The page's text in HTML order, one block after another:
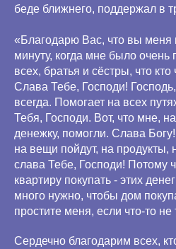
беде ближнего, поддержал в
«Благодарю Вас, что вы меня
минуту, когда мне было
всех, братья и сёстры, что
Слава Тебе, Господи!
всегда. Помогает на всех
Тебя, Господи. Вот, что мне,
денежку, помогли. Слава
на вещи пойдут, на продукты,
слава Тебе, Господи! Потому
квартиру покупать - этих
много нужно, чтобы дом
простите меня, если что-то не
Сердечно благодарим всех,